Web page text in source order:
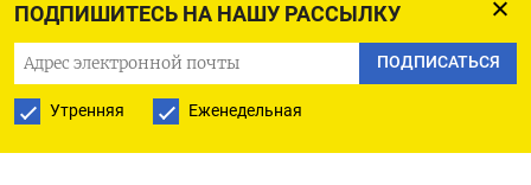
ПОДПИШИТЕСЬ НА НАШУ РАССЫЛКУ
ПОДПИСАТЬСЯ
Утренняя Еженедельная
(90%), компании принадлежит 50%
нефтепровода Мунай Тас, 20,75% Каспийского
трубопроводного консорциума (КТК) и другие
активы. (Мария Гордеева)